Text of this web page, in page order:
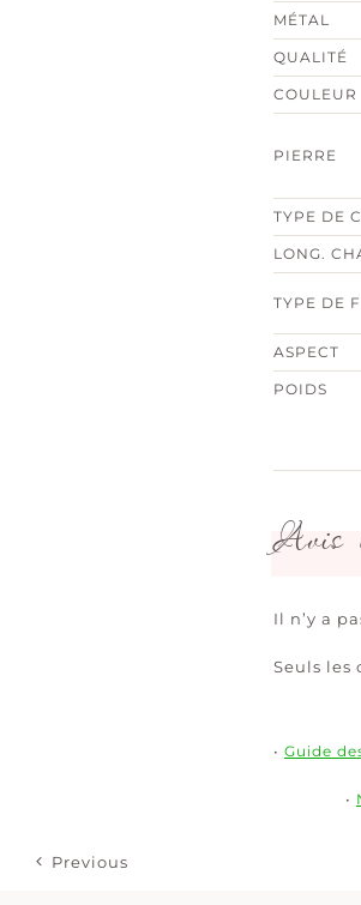
MÉTAL
QUALITÉ
COULEUR
PIERRE
TYPE DE
LONG.
TYPE DE
ASPECT
POIDS
Avis
Il n’y a
Seuls les
• Guide
•
Previous